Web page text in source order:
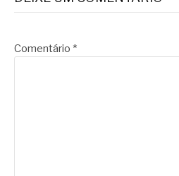
Comentário *